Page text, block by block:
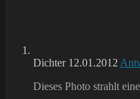
Dichter 12.01.2012
Dieses Photo strahlt